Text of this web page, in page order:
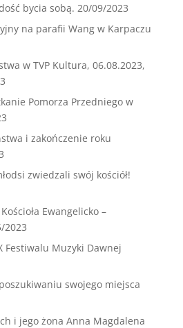
bycia sobą. 20/09/2023
na parafii Wang w Karpaczu
w TVP Kultura, 06.08.2023,
Pomorza Przedniego w
i zakończenie roku
zwiedzali swój kościół!
Ewangelicko –
2023
Festiwalu Muzyki Dawnej
swojego miejsca
i jego żona Anna Magdalena